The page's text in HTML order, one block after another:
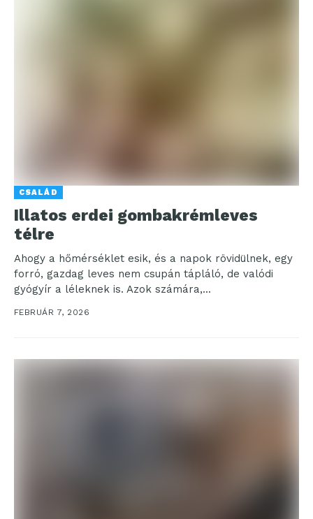
CSALÁD
Illatos erdei gombakrémleves
télre
Ahogy a hőmérséklet esik, és a napok rövidülnek, egy
forró, gazdag leves nem csupán tápláló, de valódi
gyógyír a léleknek is. Azok számára,...
FEBRUÁR 7, 2026